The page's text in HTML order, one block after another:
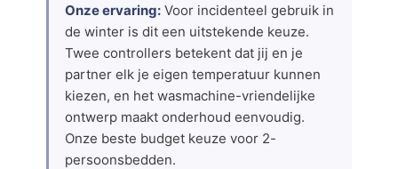
Onze ervaring: Voor incidenteel gebruik in
de winter is dit een uitstekende keuze.
Twee controllers betekent dat jij en je
partner elk je eigen temperatuur kunnen
kiezen, en het wasmachine-vriendelijke
ontwerp maakt onderhoud eenvoudig.
Onze beste budget keuze voor 2-
persoonsbedden.